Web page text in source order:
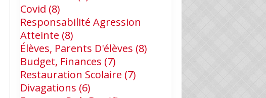
Covid (8)
Responsabilité Agression
Atteinte (8)
Élèves, Parents D'élèves (8)
Budget, Finances (7)
Restauration Scolaire (7)
Divagations (6)